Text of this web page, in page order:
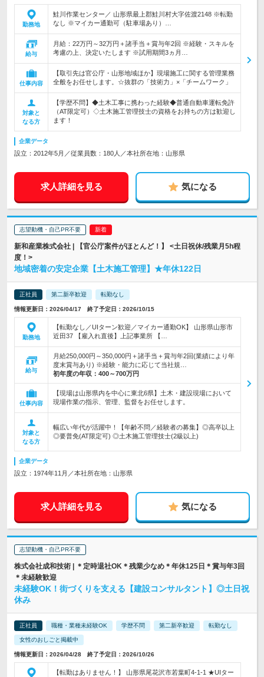
勤務地
鮭川作業センター／ 山形県最上郡鮭川村大字佐渡2148 ※転勤
なし ※マイカー通勤可（駐車場あり）…
給与
月給：22万円～32万円＋諸手当＋賞与年2回 ※経験・スキルを
考慮の上、決定いたします ※試用期間3ヵ月…
仕事内容
【取引先は官公庁・山形地域ほか】現場施工に関する管理業務
全般をお任せします。☆抜群の「技術力」×「チームワーク」
対象と
なる方
【学歴不問】◆土木工事に携わった経験◆普通自動車運転免許
（AT限定可）◇土木施工管理技士の資格をお持ちの方は歓迎し
ます！
企業データ
設立：2012年5月／従業員数：180人／本社所在地：山形県
求人詳細を見る 気になる
志望動機・自己PR不要
新和産業株式会社 | 【官公庁案件がほとんど！】 <土日祝休/残業月5h程
度！>
地域密着の安定企業【土木施工管理】★年休122日
正社員 第二新卒歓迎 転勤なし
情報更新日：2026/04/17 終了予定日：2026/10/15
勤務地
【転勤なし／UIターン歓迎／マイカー通勤OK】 山形県山形市
近田37 【雇入れ直後】上記事業所 【…
給与
月給250,000円～350,000円＋諸手当＋賞与年2回(業績により年
度末賞与あり) ※経験・能力に応じて当社規…
初年度の年収： 400～700万円
仕事内容
【現場は山形県内を中心に東北6県】土木・建設現場において
現場作業の指示、管理、監督をお任せします。
対象と
なる方
幅広い年代が活躍中！【年齢不問／経験者の募集】◎高卒以上
◎要普免(AT限定可) ◎土木施工管理技士(2級以上)
企業データ
設立：1974年11月／本社所在地：山形県
求人詳細を見る 気になる
志望動機・自己PR不要
株式会社成和技術 | ＊定時退社OK＊残業少なめ＊年休125日＊賞与年3回
＊未経験歓迎
未経験OK！街づくりを支える【建設コンサルタント】◎土日祝
休み
正社員 職種・業種未経験OK 学歴不問 第二新卒歓迎 転勤なし
女性のおしごと掲載中
情報更新日：2026/04/28 終了予定日：2026/10/26
【転勤はありません！】 山形県尾花沢市若葉町4-1-1 ★UIター